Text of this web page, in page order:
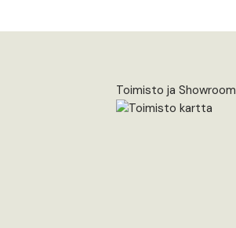
Toimisto ja Showroom